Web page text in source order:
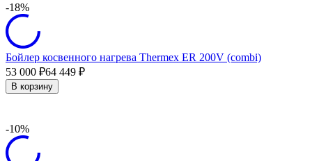
-18%
Бойлер косвенного нагрева Thermex ER 200V (combi)
53 000 ₽64 449 ₽
В корзину
-10%